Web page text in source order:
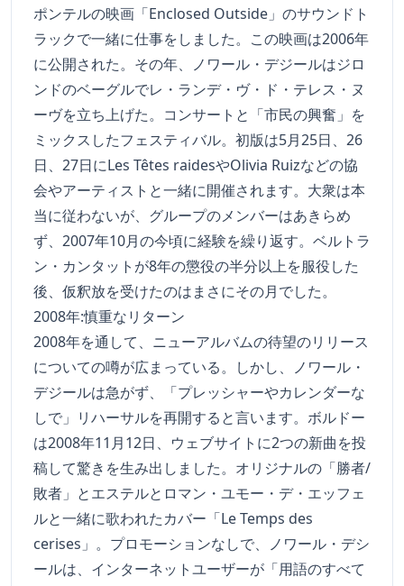
ポンテルの映画「Enclosed Outside」のサウンドト
ラックで一緒に仕事をしました。この映画は2006年
に公開された。その年、ノワール・デジールはジロ
ンドのベーグルでレ・ランデ・ヴ・ド・テレス・ヌ
ーヴを立ち上げた。コンサートと「市民の興奮」を
ミックスしたフェスティバル。初版は5月25日、26
日、27日にLes Têtes raidesやOlivia Ruizなどの協
会やアーティストと一緒に開催されます。大衆は本
当に従わないが、グループのメンバーはあきらめ
ず、2007年10月の今頃に経験を繰り返す。ベルトラ
ン・カンタットが8年の懲役の半分以上を服役した
後、仮釈放を受けたのはまさにその月でした。
2008年:慎重なリターン
2008年を通して、ニューアルバムの待望のリリース
についての噂が広まっている。しかし、ノワール・
デジールは急がず、「プレッシャーやカレンダーな
しで」リハーサルを再開すると言います。ボルドー
は2008年11月12日、ウェブサイトに2つの新曲を投
稿して驚きを生み出しました。オリジナルの「勝者/
敗者」とエステルとロマン・ユモー・デ・エッフェ
ルと一緒に歌われたカバー「Le Temps des
cerises」。プロモーションなしで、ノワール・デシ
ールは、インターネットユーザーが「用語のすべて